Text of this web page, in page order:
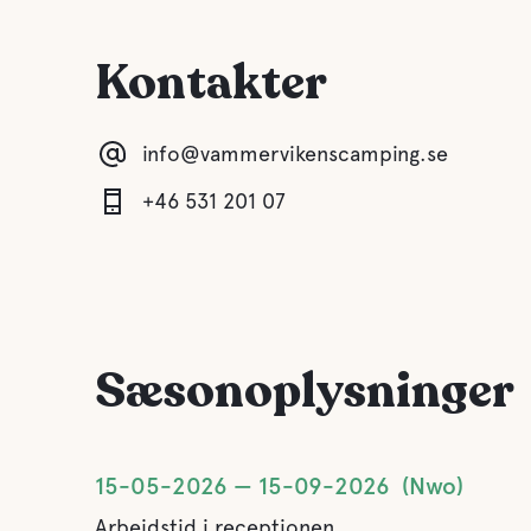
Kontakter
info@vammervikenscamping.se
+46 531 201 07
Sæsonoplysninger
15-05-2026 15-09-2026 Nwo